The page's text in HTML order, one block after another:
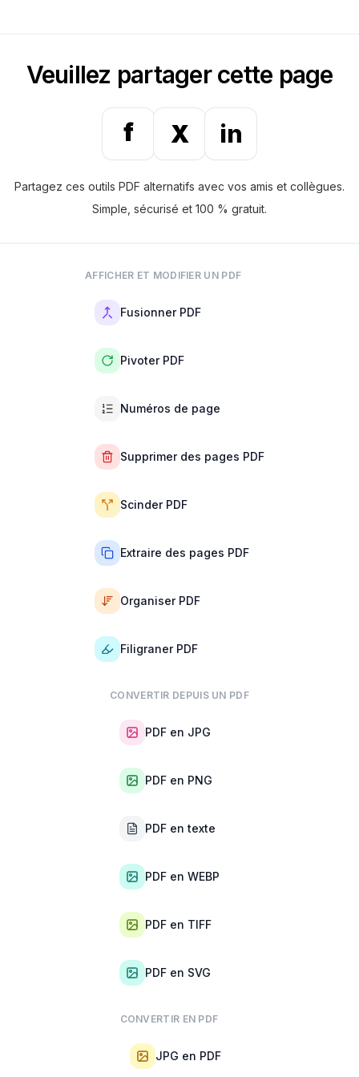
performances.
Veuillez partager cette page
f
X in
Partagez ces outils PDF alternatifs avec vos amis et collègues.
Simple, sécurisé et 100 % gratuit.
AFFICHER ET MODIFIER UN PDF
Fusionner PDF
Pivoter PDF
Numéros de page
Supprimer des pages PDF
Scinder PDF
Extraire des pages PDF
Organiser PDF
Filigraner PDF
CONVERTIR DEPUIS UN PDF
PDF en JPG
PDF en PNG
PDF en texte
PDF en WEBP
PDF en TIFF
PDF en SVG
CONVERTIR EN PDF
JPG en PDF